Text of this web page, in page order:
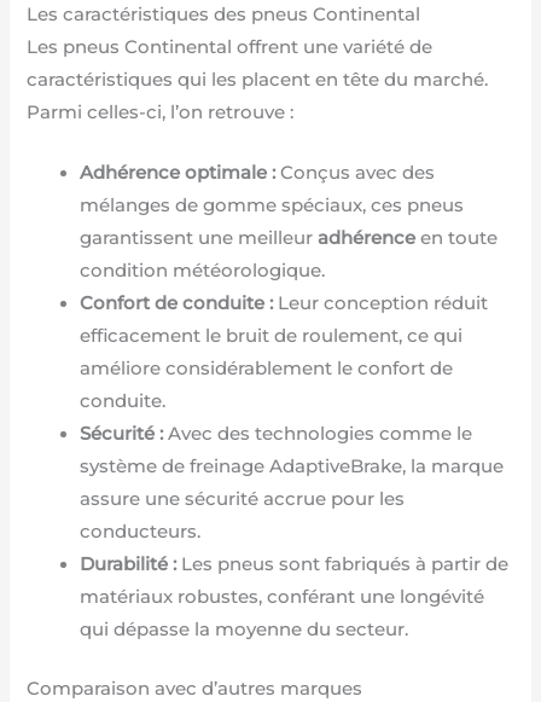
Les caractéristiques des pneus Continental
Les pneus Continental offrent une variété de
caractéristiques qui les placent en tête du marché.
Parmi celles-ci, l’on retrouve :
Adhérence optimale :Conçus avec des
mélanges de gomme spéciaux, ces pneus
garantissent une meilleuradhérence en toute
condition météorologique.
Confort de conduite :Leur conception réduit
efficacement le bruit de roulement, ce qui
améliore considérablement le confort de
conduite.
Sécurité :Avec des technologies comme le
système de freinage AdaptiveBrake, la marque
assure une sécurité accrue pour les
conducteurs.
Durabilité :Les pneus sont fabriqués à partir de
matériaux robustes, conférant une longévité
qui dépasse la moyenne du secteur.
Comparaison avec d’autres marques